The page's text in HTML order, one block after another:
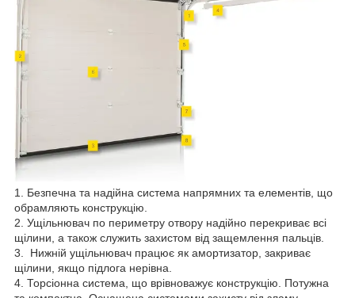
1. Безпечна та надійна система напрямних та елементів, що
обрамляють конструкцію.
2. Ущільнювач по периметру отвору надійно перекриває всі
щілини, а також служить захистом від защемлення пальців.
3. Нижній ущільнювач працює як амортизатор, закриває
щілини, якщо підлога нерівна.
4. Торсіонна система, що врівноважує конструкцію. Потужна